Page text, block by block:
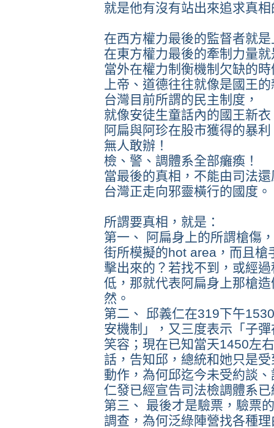
就是他有沒有站出來追求真
在西方權力最後的監督者就
在東方權力最後的牽制力量
當外在權力制衡機制欠缺的時
上帝、道德往往就像是國王
台灣目前所謂的民主制度，
就像安徒生童話內的國王新衣
阿扁與阿珍在股市獲得的暴利
無人敢辦！
檢、警、調體系全部癱瘓！
當最後的真相，不能由司法
台灣正走向邪靈橫行的國度。
所謂要真相，就是：
第一、 阿扁身上的所謂槍傷
街所模擬的hot area，而且槍
擊出來的？若找不到，或經
低，那就代表阿扁身上那槍
然。
第二、 邱義仁在319下午
安機制」，又三度表示「子
笑容；現在已知當天1450左
話，告知邱，總統和她只是
動作，為何邱迄今未受約談
仁發已經宣告司法檢調體系
第三、 最後才是驗票，驗票
調查，為何泛綠陣營找各種